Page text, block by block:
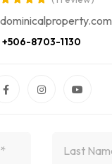
+506-8703-1130